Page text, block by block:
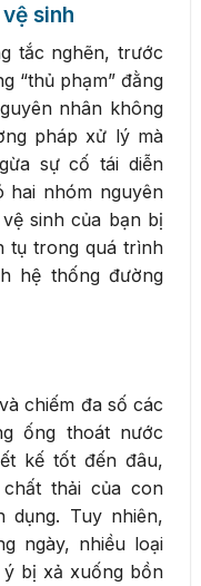
sinh
tắc nghẽn, trước
“thủ phạm” đằng
nhân không
pháp xử lý mà
sự cố tái diễn
hai nhóm nguyên
sinh của bạn bị
tụ trong quá trình
hệ thống đường
chiếm đa số các
ống thoát nước
kế tốt đến đâu,
thải của con
dụng. Tuy nhiên,
ngày, nhiều loại
bị xả xuống bồn